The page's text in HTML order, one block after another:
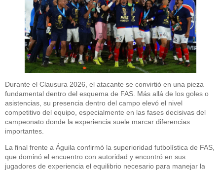
Durante el Clausura 2026, el atacante se convirtió en una pieza
fundamental dentro del esquema de FAS. Más allá de los goles o
asistencias, su presencia dentro del campo elevó el nivel
competitivo del equipo, especialmente en las fases decisivas del
campeonato donde la experiencia suele marcar diferencias
importantes.
La final frente a Águila confirmó la superioridad futbolística de FAS,
que dominó el encuentro con autoridad y encontró en sus
jugadores de experiencia el equilibrio necesario para manejar la